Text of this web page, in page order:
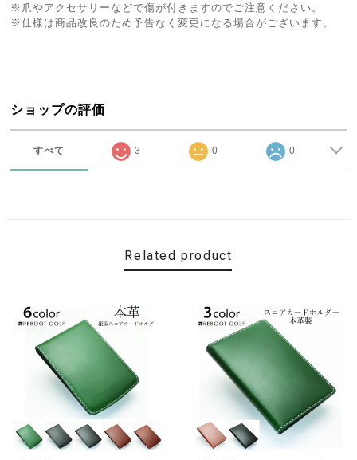
※爪やアクセサリーなどで傷が付きますのでご注意ください。
※仕様は商品改良のため予告なく変更になる場合がございます。
ショップの評価
すべて 3 0 0
Related product